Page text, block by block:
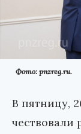
Фото: pnzreg.ru.
В пятницу,
чествовали